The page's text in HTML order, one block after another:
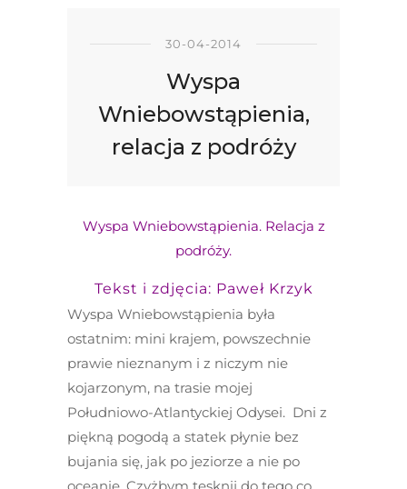
30-04-2014
Wyspa
Wniebowstąpienia,
relacja z podróży
Wyspa Wniebowstąpienia. Relacja z
podróży.
Tekst i zdjęcia: Paweł Krzyk
Wyspa Wniebowstąpienia była
ostatnim: mini krajem, powszechnie
prawie nieznanym i z niczym nie
kojarzonym, na trasie mojej
Południowo-Atlantyckiej Odysei. Dni z
piękną pogodą a statek płynie bez
bujania się, jak po jeziorze a nie po